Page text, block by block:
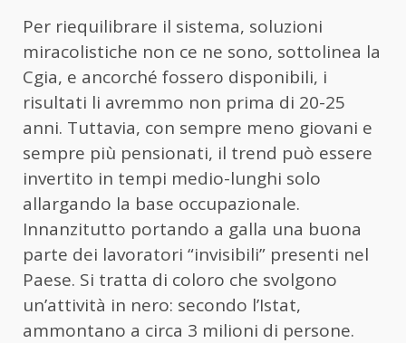
Per riequilibrare il sistema, soluzioni
miracolistiche non ce ne sono, sottolinea la
Cgia, e ancorché fossero disponibili, i
risultati li avremmo non prima di 20-25
anni. Tuttavia, con sempre meno giovani e
sempre più pensionati, il trend può essere
invertito in tempi medio-lunghi solo
allargando la base occupazionale.
Innanzitutto portando a galla una buona
parte dei lavoratori “invisibili” presenti nel
Paese. Si tratta di coloro che svolgono
un’attività in nero: secondo l’Istat,
ammontano a circa 3 milioni di persone.